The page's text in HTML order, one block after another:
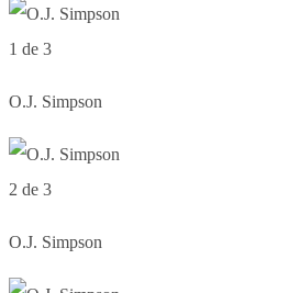
1 de 3
O.J. Simpson
2 de 3
O.J. Simpson